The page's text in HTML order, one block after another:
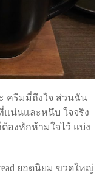
ครีมมี่ถึงใจ ส่วนฉัน
แน่นและหนึบ ใจจริง
องหักห้ามใจไว้ แบ่ง
ยอดนิยม ขวดใหญ่